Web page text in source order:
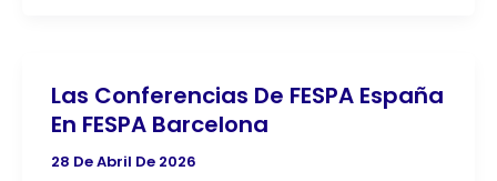
Las Conferencias De FESPA España
En FESPA Barcelona
28 De Abril De 2026